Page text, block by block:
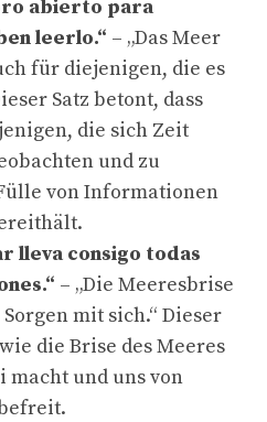
abierto para
leerlo.“ – „Das Meer
für diejenigen, die es
Satz betont, dass
die sich Zeit
und zu
von Informationen
lleva consigo todas
– „Die Meeresbrise
mit sich.“ Dieser
die Brise des Meeres
macht und uns von